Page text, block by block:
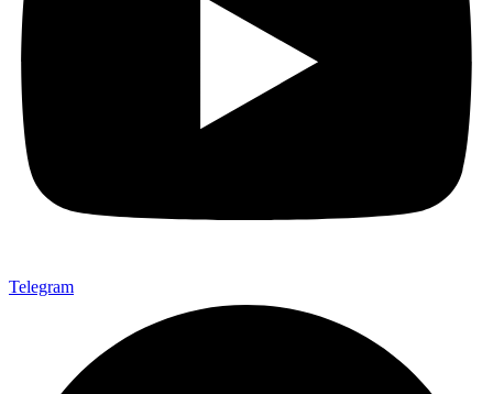
Telegram